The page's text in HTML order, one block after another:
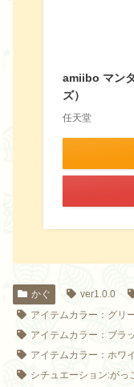
amiibo マン
ズ）
任天堂
かぐ ver1.0.0
アイテムカラー：グリ
アイテムカラー：ブラ
アイテムカラー：ホワ
シチュエーション:がっ